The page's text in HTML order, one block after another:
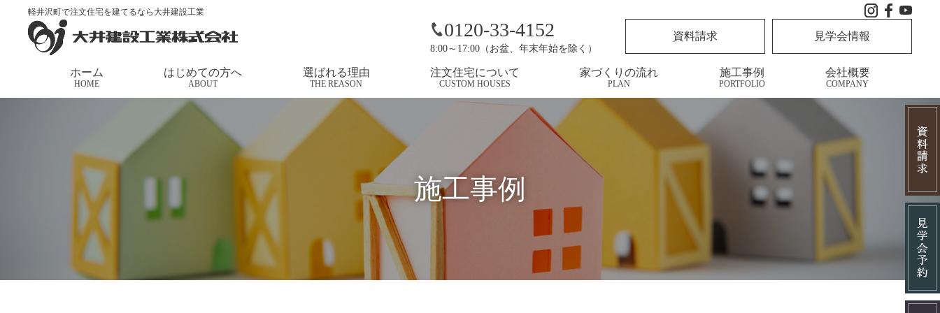
軽井沢町で注文住宅を建てるなら大井建設工業
0120-33-4152
8:00～17:00（お盆、年末年始を除く）
資料請求 見学会情報
ホーム
HOME
はじめての方へ
ABOUT
選ばれる理由
THE REASON
注文住宅について
CUSTOM HOUSES
家づくりの流れ
PLAN
施工事例
PORTFOLIO
会社概要
COMPANY
施工事例
トップページ > 施工事例 > 光あふれる吹き抜けでゆるやかにつながる空間